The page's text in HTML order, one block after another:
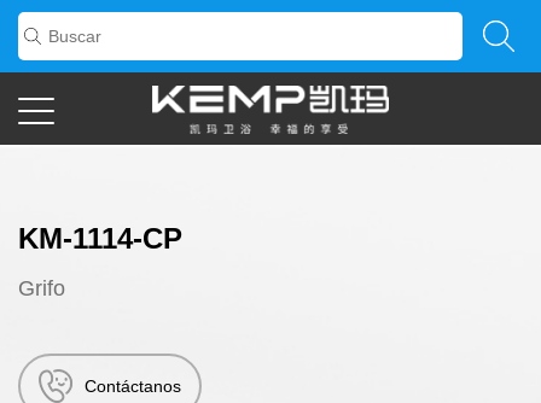
KM-1114-CP
Grifo
Contáctanos